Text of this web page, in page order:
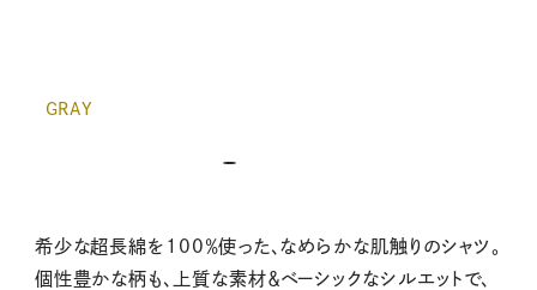
GRAY
希少な超長綿を100％使った、なめらかな肌触りのシャツ。
個性豊かな柄も、上質な素材＆ベーシックなシルエットで、